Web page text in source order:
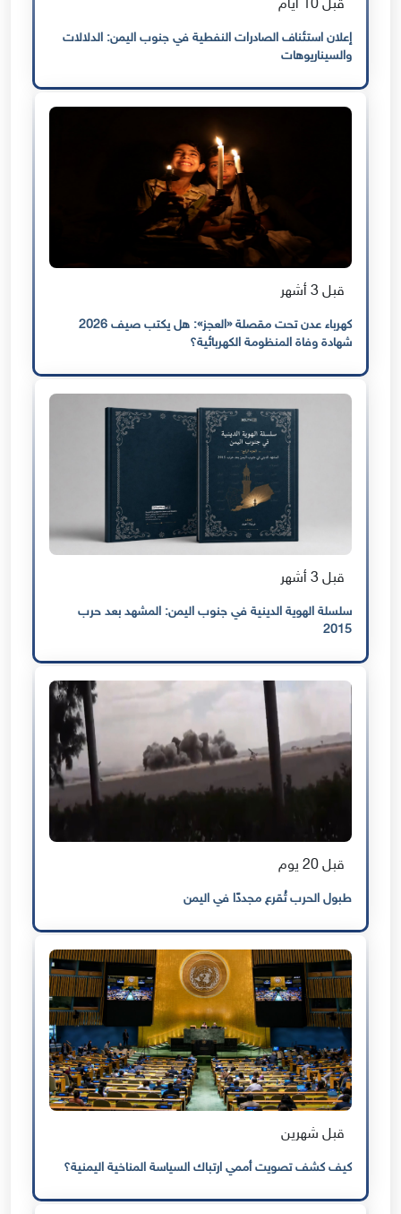
قبل 10 أيام
إعلان استئناف الصادرات النفطية في جنوب اليمن: الدلالات
والسيناريوهات
قبل 3 أشهر
كهرباء عدن تحت مقصلة «العجز»: هل يكتب صيف 2026
شهادة وفاة المنظومة الكهربائية؟
قبل 3 أشهر
سلسلة الهوية الدينية في جنوب اليمن: المشهد بعد حرب
2015
قبل 20 يوم
طبول الحرب تُقرع مجددًا في اليمن
قبل شهرين
كيف كشف تصويت أممي ارتباك السياسة المناخية اليمنية؟